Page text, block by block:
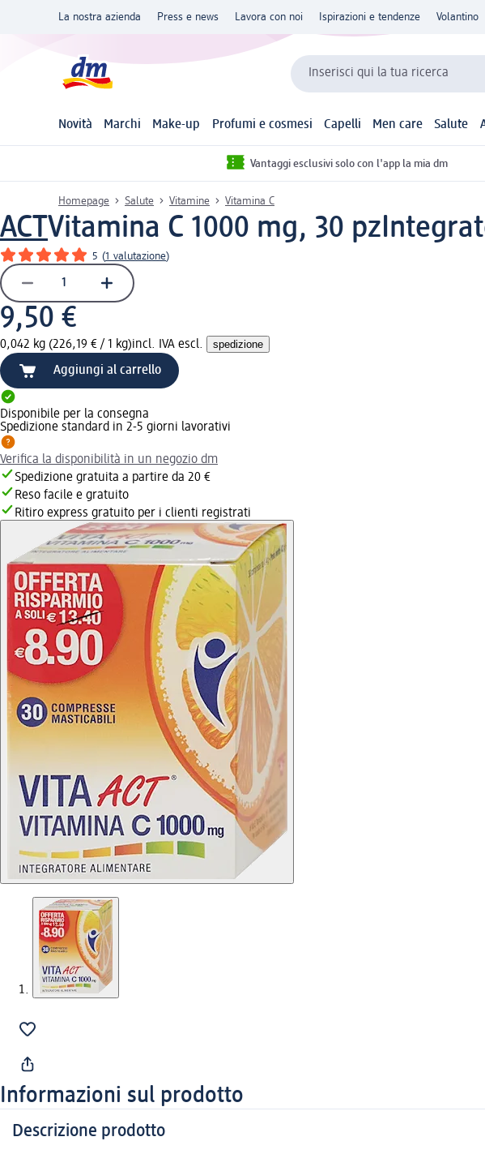
La nostra azienda Press e news Lavora con noi Ispirazioni e tendenze Volantino
Inserisci qui la tua ricerca
Novità Marchi Make-up Profumi e cosmesi Capelli Men care Salute
Vantaggi esclusivi solo con l'app la mia dm
Homepage Salute Vitamine Vitamina C
ACTVitamina C 1000 mg, 30 pz
5 (1 valutazione)
9,50 €
0,042 kg (226,19 € / 1 kg)incl. IVA escl. spedizione
Aggiungi al carrello
Disponibile per la consegna
Spedizione standard in 2-5 giorni lavorativi
Verifica la disponibilità in un negozio dm
Spedizione gratuita a partire da 20 €
Reso facile e gratuito
Ritiro express gratuito per i clienti registrati
Informazioni sul prodotto
Descrizione prodotto